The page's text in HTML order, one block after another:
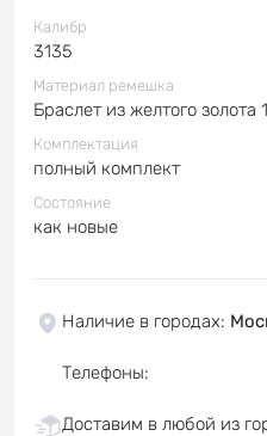
Калибр
3135
Материал ремешка
Браслет из желтого
Комплектация
полный комплект
Состояние
как новые
Наличие в городах:
Телефоны:
Доставим в любой из